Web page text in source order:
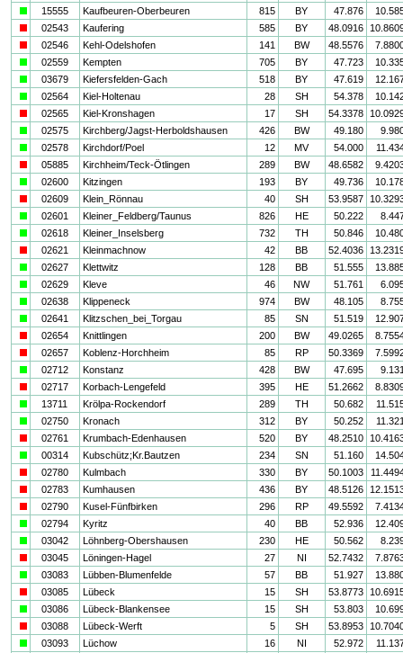
15555 Kaufbeuren-Oberbeuren 815 BY 47.876
02543 Kaufering 585 BY 48.0916
02546 Kehl-Odelshofen 141 BW 48.5576
02559 Kempten 705 BY 47.723
03679 Kiefersfelden-Gach 518 BY 47.619
02564 Kiel-Holtenau 28 SH 54.378
02565 Kiel-Kronshagen 17 SH 54.3378
02575 Kirchberg/Jagst-Herboldshausen 426 BW 49.180
02578 Kirchdorf/Poel 12 MV 54.000
05885 Kirchheim/Teck-Ötlingen 289 BW 48.6582
02600 Kitzingen 193 BY 49.736
02609 Klein_Rönnau 40 SH 53.9587
02601 Kleiner_Feldberg/Taunus 826 HE 50.222
02618 Kleiner_Inselsberg 732 TH 50.846
02621 Kleinmachnow 42 BB 52.4036
02627 Klettwitz 128 BB 51.555
02629 Kleve 46 NW 51.761
02638 Klippeneck 974 BW 48.105
02641 Klitzschen_bei_Torgau 85 SN 51.519
02654 Knittlingen 200 BW 49.0265
02657 Koblenz-Horchheim 85 RP 50.3369
02712 Konstanz 428 BW 47.695
02717 Korbach-Lengefeld 395 HE 51.2662
13711 Krölpa-Rockendorf 289 TH 50.682
02750 Kronach 312 BY 50.252
02761 Krumbach-Edenhausen 520 BY 48.2510
00314 Kubschütz;Kr.Bautzen 234 SN 51.160
02780 Kulmbach 330 BY 50.1003
02783 Kumhausen 436 BY 48.5126
02790 Kusel-Fünfbirken 296 RP 49.5592
02794 Kyritz 40 BB 52.936
03042 Löhnberg-Obershausen 230 HE 50.562
03045 Löningen-Hagel 27 NI 52.7432
03083 Lübben-Blumenfelde 57 BB 51.927
03085 Lübeck 15 SH 53.8773
03086 Lübeck-Blankensee 15 SH 53.803
03088 Lübeck-Werft 5 SH 53.8953
03093 Lüchow 16 NI 52.972